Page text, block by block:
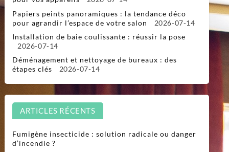
Papiers peints panoramiques : la tendance déco
pour agrandir l’espace de votre salon
2026-07-14
Installation de baie coulissante : réussir la pose
2026-07-14
Déménagement et nettoyage de bureaux : des
étapes clés
2026-07-14
ARTICLES RÉCENTS
Fumigène insecticide : solution radicale ou danger
d’incendie ?